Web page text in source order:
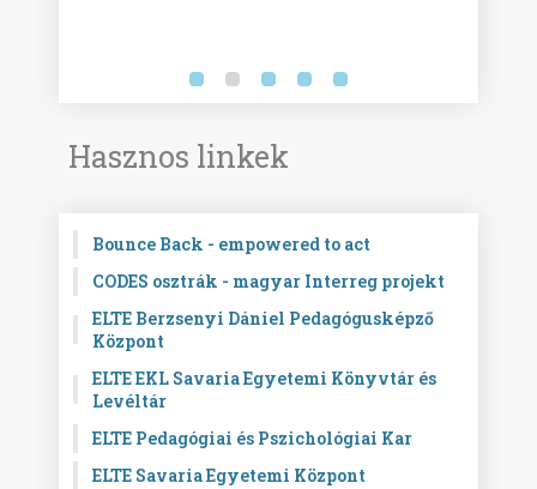
Hasznos linkek
Bounce Back - empowered to act
CODES osztrák - magyar Interreg projekt
ELTE Berzsenyi Dániel Pedagógusképző
Központ
ELTE EKL Savaria Egyetemi Könyvtár és
Levéltár
ELTE Pedagógiai és Pszichológiai Kar
ELTE Savaria Egyetemi Központ